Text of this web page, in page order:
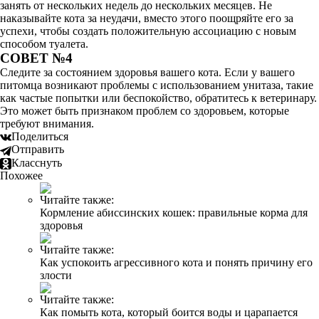
занять от нескольких недель до нескольких месяцев. Не
наказывайте кота за неудачи, вместо этого поощряйте его за
успехи, чтобы создать положительную ассоциацию с новым
способом туалета.
СОВЕТ №4
Следите за состоянием здоровья вашего кота. Если у вашего
питомца возникают проблемы с использованием унитаза, такие
как частые попытки или беспокойство, обратитесь к ветеринару.
Это может быть признаком проблем со здоровьем, которые
требуют внимания.
Поделиться
Отправить
Класснуть
Похожее
Читайте также:
Кормление абиссинских кошек: правильные корма для
здоровья
Читайте также:
Как успокоить агрессивного кота и понять причину его
злости
Читайте также:
Как помыть кота, который боится воды и царапается